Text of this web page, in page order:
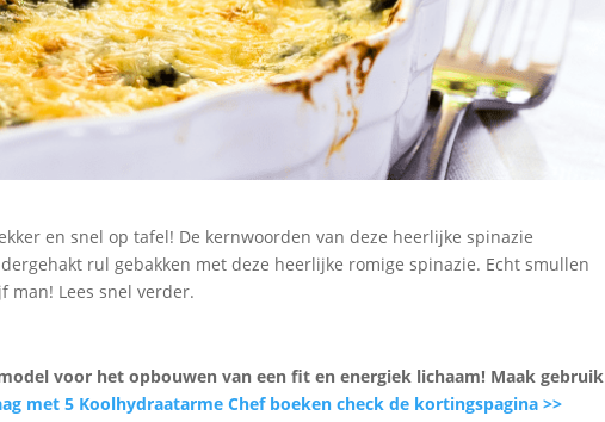
en snel op tafel! De kernwoorden van deze heerlijke spinazie
rul gebakken met deze heerlijke romige spinazie. Echt smullen
man! Lees snel verder.
voor het opbouwen van een fit en energiek lichaam! Maak gebruik
met 5 Koolhydraatarme Chef boeken check de kortingspagina >>